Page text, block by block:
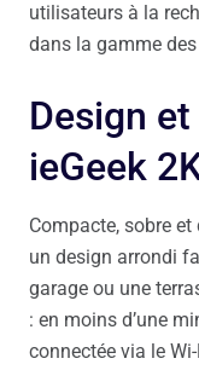
utilisateurs à la
dans la gamme
Design
ieGeek
Compacte, sobre et
un design arrondi
garage ou une
: en moins d’une
connectée via le